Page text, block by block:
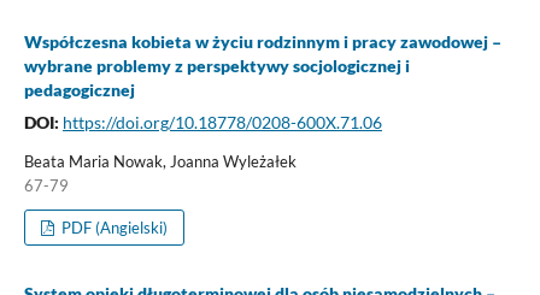
Współczesna kobieta w życiu rodzinnym i pracy zawodowej –
wybrane problemy z perspektywy socjologicznej i
pedagogicznej
DOI: https://doi.org/10.18778/0208-600X.71.06
Beata Maria Nowak, Joanna Wyleżałek
67-79
PDF (Angielski)